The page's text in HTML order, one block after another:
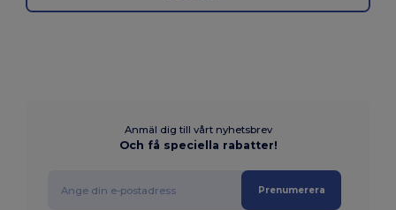
Anmäl dig till vårt nyhetsbrev
Och få speciella rabatter!
Prenumerera